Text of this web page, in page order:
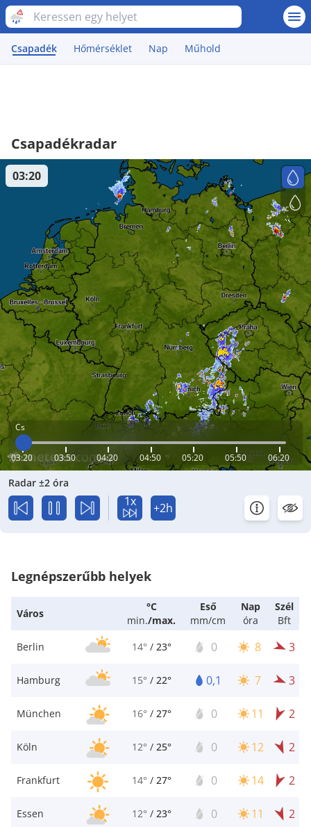
Csapadék Hőmérséklet Nap Műhold
Csapadékradar
Cs
03:20 03:50 04:20 04:50 05:20 05:50 06:20
03:20
Radar ±2 óra
1x +2h
Legnépszerűbb helyek
Város
°C
min./max.
Eső
mm/cm
Nap
óra
Szél
Bft
Berlin
14° / 23° 0 8 3
Hamburg 15° / 22° 0,1 7 3
München 16° / 27° 0 11 2
Köln 12° / 25° 0 12 2
Frankfurt 14° / 27° 0 14 2
Essen 12° / 23° 0 11 2